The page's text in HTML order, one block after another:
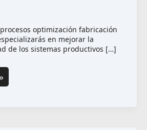
optimización fabricación
en mejorar la
de los sistemas productivos […]